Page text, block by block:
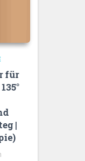
für
|